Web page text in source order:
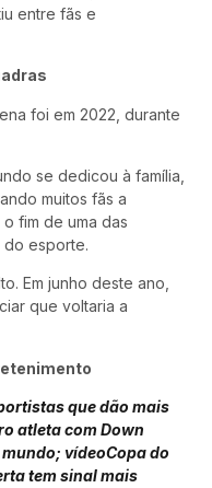
entre fãs e
foi em 2022, durante
se dedicou à família,
muitos fãs a
fim de uma das
do esporte.
Em junho deste ano,
que voltaria a
que dão mais
atleta com Down
vídeoCopa do
tem sinal mais